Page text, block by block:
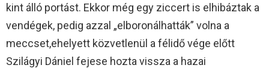
kint álló portást. Ekkor még egy ziccert is elhibáztak a
vendégek, pedig azzal „elboronálhatták” volna a
meccset,ehelyett közvetlenül a félidő vége előtt
Szilágyi Dániel fejese hozta vissza a hazai